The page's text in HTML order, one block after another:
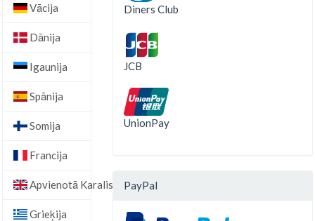
Vācija
Dānija
Igaunija
Spānija
Somija
Francija
Apvienotā Karaliste
Grieķija
Diners Club
JCB
UnionPay
PayPal